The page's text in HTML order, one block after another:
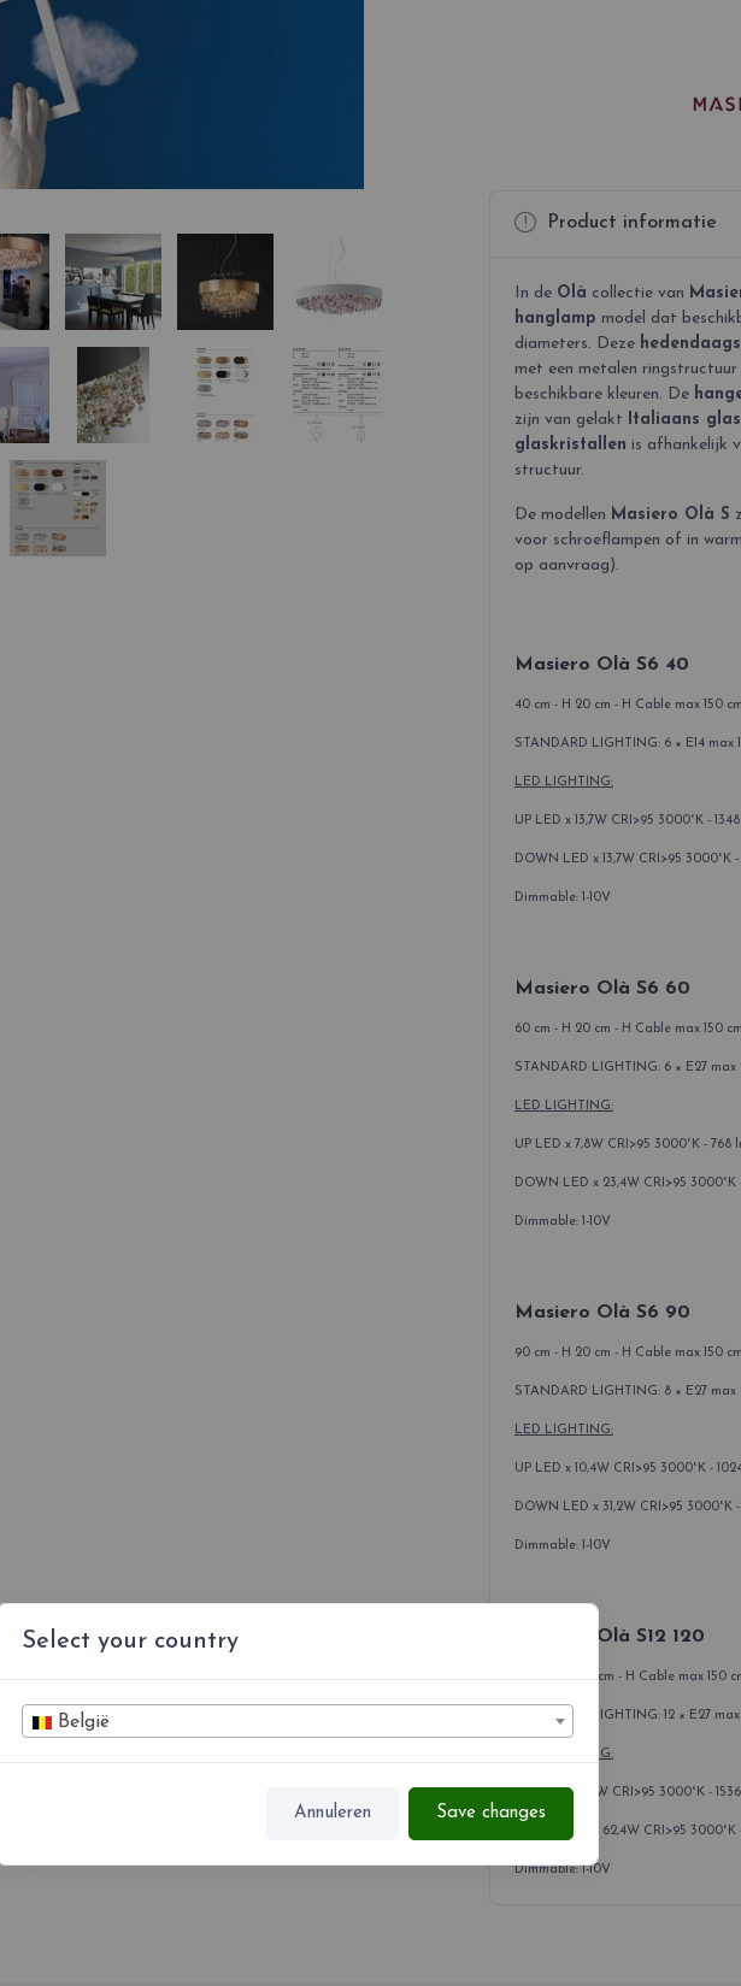
Select your country
België
Annuleren Save changes
Product informatie
In de Olà collectie van
hanglamp model dat
diameters. Deze
met een metalen
beschikbare kleuren. De
zijn van gelakt
Italiaans glas
glaskristallen is afhankelijk
structuur.
De modellen Masiero Olà S
voor schroeflampen of in
op aanvraag).
Masiero Olà S6 40
40 cm - H 20 cm - H Cable max 150 cm
STANDARD LIGHTING: 6 × E14 max
LED LIGHTING:
UP LED x 13,7W CRI>95 3000°K -
DOWN LED x 13,7W CRI>95
Dimmable: 1-10V
Masiero Olà S6 60
60 cm - H 20 cm - H Cable max 150 cm
STANDARD LIGHTING: 6 × E27
LED LIGHTING:
UP LED x 7,8W CRI>95 3000°K -
DOWN LED x 23,4W CRI>95
Dimmable: 1-10V
Masiero Olà S6 90
90 cm - H 20 cm - H Cable max 150 cm
STANDARD LIGHTING: 8 × E27
LED LIGHTING:
UP LED x 10,4W CRI>95 3000°K -
DOWN LED x 31,2W CRI>95
Dimmable: 1-10V
Masiero Olà S12 120
120 cm - H 20 cm - H Cable max 150
STANDARD LIGHTING: 12 × E27
LED LIGHTING:
UP LED x 15,6W CRI>95 3000°K -
DOWN LED x 62,4W CRI>95
Dimmable: 1-10V